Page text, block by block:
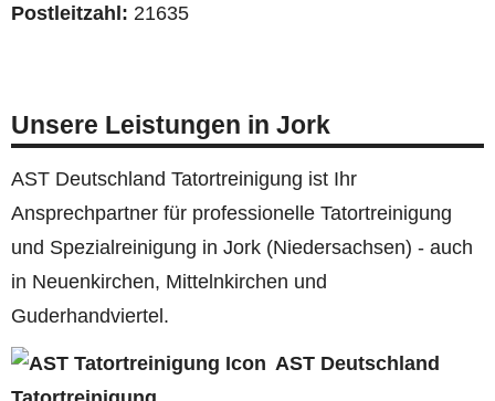
Postleitzahl: 21635
Unsere Leistungen in Jork
AST Deutschland Tatortreinigung ist Ihr
Ansprechpartner für professionelle Tatortreinigung
und Spezialreinigung in Jork (Niedersachsen) - auch
in Neuenkirchen, Mittelnkirchen und
Guderhandviertel.
AST Deutschland